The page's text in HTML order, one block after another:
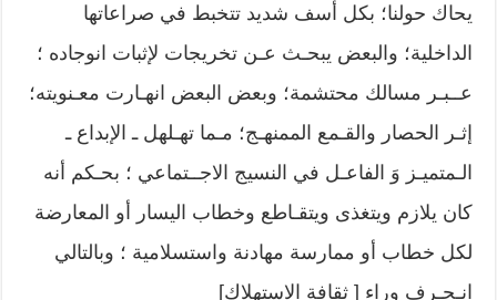
يحاك حولنا؛ بكل أسف شديد تتخبط في صراعاتها
الداخلية؛ والبعض يبحـث عـن تخريجات لإثبات انوجاده ؛
عــبـر مسالك محتشمة؛ وبعض البعض انهـارت معـنويته؛
إثـر الحصار والقـمع الممنهـج؛ مـما تهـلهل ـ الإبداع ـ
الـمتميـز وَ الفاعـل في النسيج الاجــتماعي ؛ بحـكم أنه
كان يلازم ويتغذى ويتقـاطع وخطاب اليسار أو المعارضة
لكل خطاب أو ممارسة مهادنة واستسلامية ؛ وبالتالي
انـجـرف وراء [ ثقافة الاستهلاك]